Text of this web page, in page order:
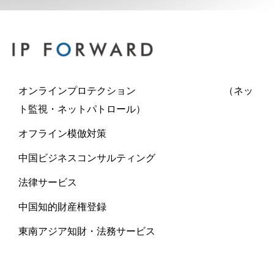
オンラインプロテクション （ネッ
ト監視・ネットパトロール）
オフライン模倣対策
中国ビジネスコンサルティング
法律サービス
中国知的財産権登録
東南アジア知財・法務サービス